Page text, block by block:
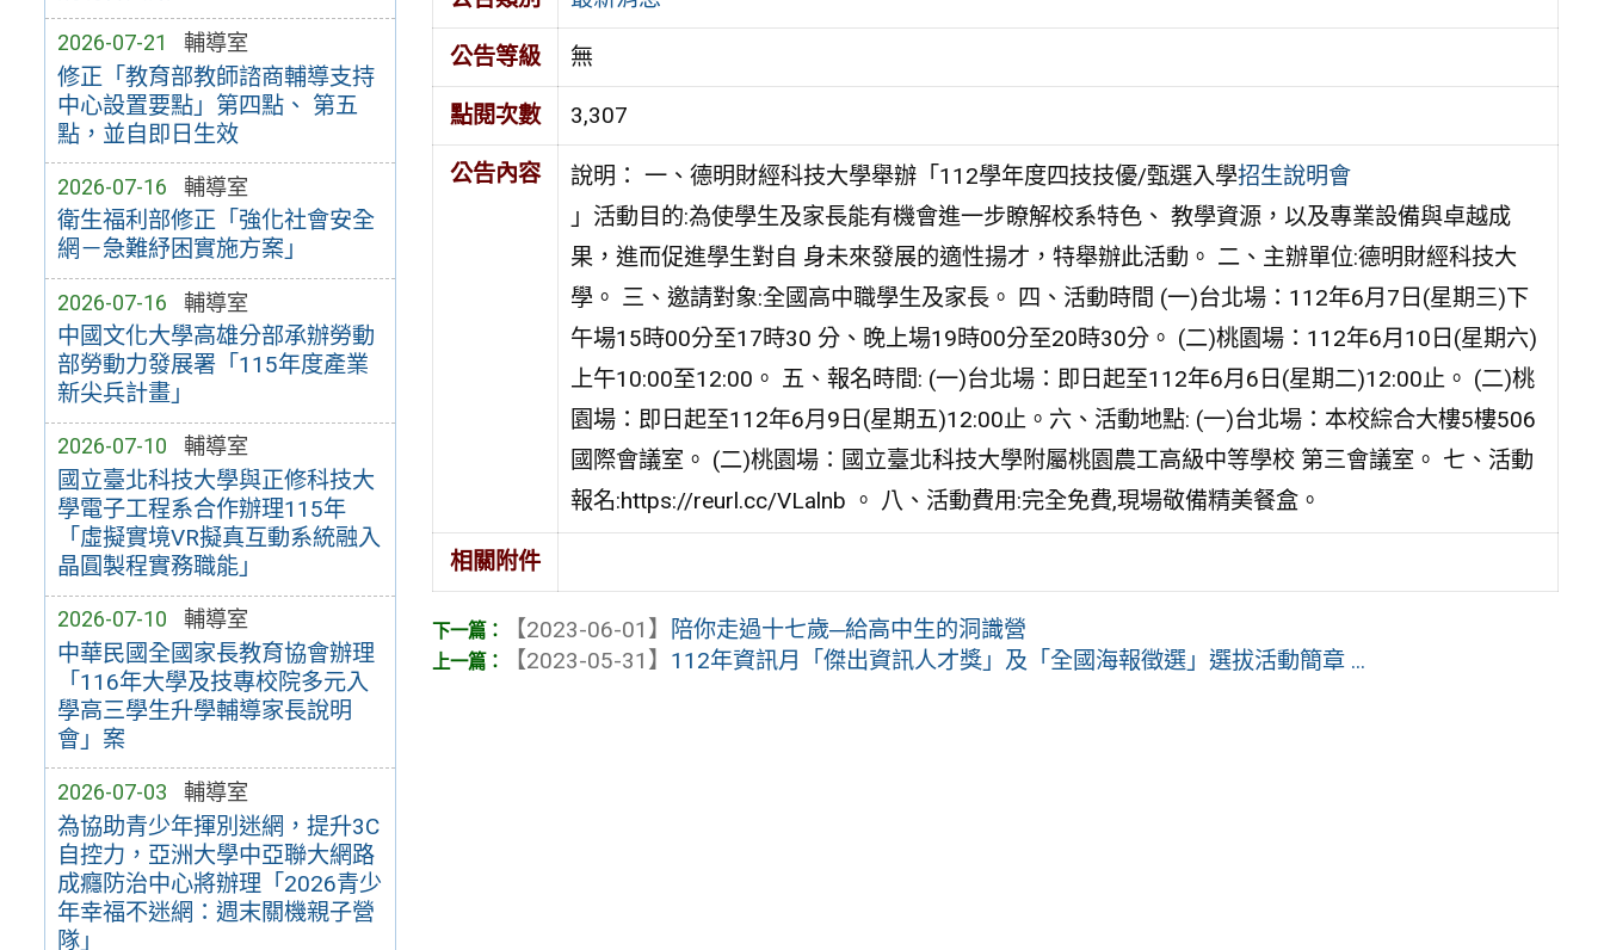
2026-07-21 輔導室
修正「教育部教師諮商輔導支持
中心設置要點」第四點、 第五
點，並自即日生效
2026-07-16 輔導室
衛生福利部修正「強化社會安全
網－急難紓困實施方案」
2026-07-16 輔導室
中國文化大學高雄分部承辦勞動
部勞動力發展署「115年度產業
新尖兵計畫」
2026-07-10 輔導室
國立臺北科技大學與正修科技大
學電子工程系合作辦理115年
「虛擬實境VR擬真互動系統融入
晶圓製程實務職能」
2026-07-10 輔導室
中華民國全國家長教育協會辦理
「116年大學及技專校院多元入
學高三學生升學輔導家長說明
會」案
2026-07-03 輔導室
為協助青少年揮別迷網，提升3C
自控力，亞洲大學中亞聯大網路
成癮防治中心將辦理「2026青少
年幸福不迷網：週末關機親子營
隊」
公告等級 無
點閱次數 3,307
公告內容 說明： 一、德明財經科技大學舉辦「112學年度四技技優/甄選入學招生說明會
」活動目的:為使學生及家長能有機會進一步瞭解校系特色、 教學資源，以及專業設備與卓越成
果，進而促進學生對自 身未來發展的適性揚才，特舉辦此活動。 二、主辦單位:德明財經科技大
學。 三、邀請對象:全國高中職學生及家長。 四、活動時間 (一)台北場：112年6月7日(星期三)下
午場15時00分至17時30 分、晚上場19時00分至20時30分。 (二)桃園場：112年6月10日(星期六)
上午10:00至12:00。 五、報名時間: (一)台北場：即日起至112年6月6日(星期二)12:00止。 (二)桃
園場：即日起至112年6月9日(星期五)12:00止。六、活動地點: (一)台北場：本校綜合大樓5樓506
國際會議室。 (二)桃園場：國立臺北科技大學附屬桃園農工高級中等學校 第三會議室。 七、活動
報名:https://reurl.cc/VLalnb 。 八、活動費用:完全免費,現場敬備精美餐盒。
相關附件
【2023-06-01】
陪你走過十七歲─給高中生的洞識營
【2023-05-31】 112年資訊月「傑出資訊人才獎」及「全國海報徵選」選拔活動簡章 ...